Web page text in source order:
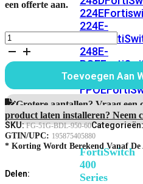
224E
224E-
248E-
POE
248E-
FPOE
216F-
POE
FortiSwitch
400
Series
een offerte aan.
FortiGate
51G
Bundel
60
Maanden
Unified
Threat
Protection
aantal
Toevoegen Aan
Grotere aantallen? Vraag een
product laten installeren? Neem
SKU:FG-51G-BDL-950-60
GTIN/UPC: 195875405880
* Korting Wordt Berekend Vanaf De
Delen: